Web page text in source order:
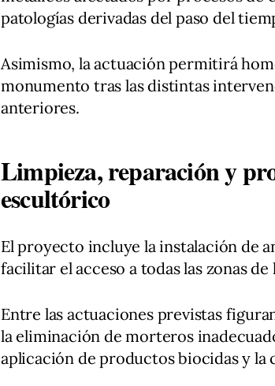
patologías derivadas del paso del
Asimismo, la actuación permitirá
monumento tras las distintas
anteriores.
Limpieza, reparación y
escultórico
El proyecto incluye la instalación de
facilitar el acceso a todas las zonas de
Entre las actuaciones previstas
la eliminación de morteros
aplicación de productos biocidas y la